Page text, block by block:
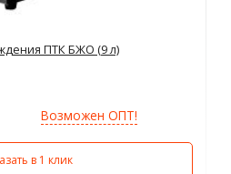
ПТК БЖО (9 л)
Возможен ОПТ!
в 1 клик